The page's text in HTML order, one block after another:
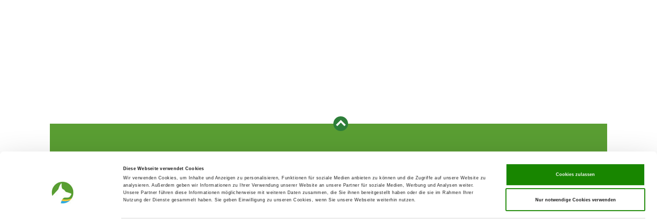
Diese Webseite verwendet Cookies
Wir verwenden Cookies, um Inhalte und Anzeigen zu personalisieren, Funktionen für soziale Medien anbieten zu können und die Zugriffe auf unsere Website zu
analysieren. Außerdem geben wir Informationen zu Ihrer Verwendung unserer Website an unsere Partner für soziale Medien, Werbung und Analysen weiter.
Unsere Partner führen diese Informationen möglicherweise mit weiteren Daten zusammen, die Sie ihnen bereitgestellt haben oder die sie im Rahmen Ihrer
Nutzung der Dienste gesammelt haben. Sie geben Einwilligung zu unseren Cookies, wenn Sie unsere Webseite weiterhin nutzen.
Cookies zulassen
Nur notwendige Cookies verwenden
Everything about the breed
Breeding and upbringing
Helper and saviour
Structur
SV magazine
Local groups
Youth
Supra-regional events VDH/FCI
Events calender
Paymentsystem
Forms, information brochures,
directories